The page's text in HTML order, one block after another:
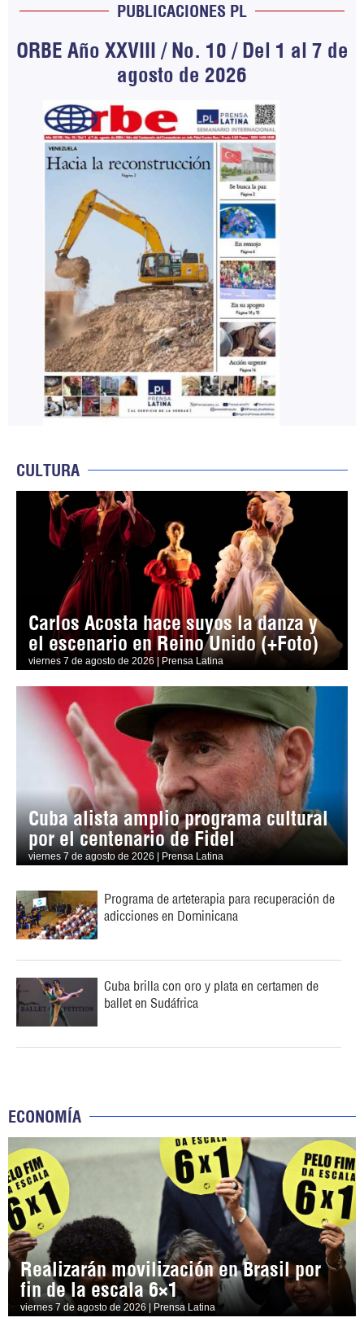
PUBLICACIONES PL
ORBE Año XXVIII / No. 10 / Del 1 al 7 de
agosto de 2026
CULTURA
Carlos Acosta hace suyos la danza y
el escenario en Reino Unido (+Foto)
viernes 7 de agosto de 2026 | Prensa Latina
Cuba alista amplio programa cultural
por el centenario de Fidel
viernes 7 de agosto de 2026 | Prensa Latina
Programa de arteterapia para recuperación de
adicciones en Dominicana
Cuba brilla con oro y plata en certamen de
ballet en Sudáfrica
ECONOMÍA
Realizarán movilización en Brasil por
fin de la escala 6×1
viernes 7 de agosto de 2026 | Prensa Latina